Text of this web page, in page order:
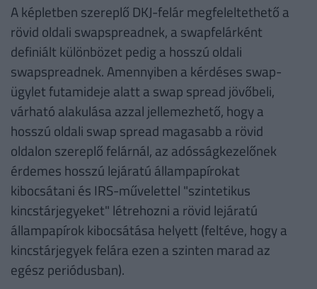
A képletben szereplő DKJ-felár megfeleltethető a
rövid oldali swapspreadnek, a swapfelárként
definiált különbözet pedig a hosszú oldali
swapspreadnek. Amennyiben a kérdéses swap-
ügylet futamideje alatt a swap spread jövőbeli,
várható alakulása azzal jellemezhető, hogy a
hosszú oldali swap spread magasabb a rövid
oldalon szereplő felárnál, az adósságkezelőnek
érdemes hosszú lejáratú állampapírokat
kibocsátani és IRS-művelettel "szintetikus
kincstárjegyeket" létrehozni a rövid lejáratú
állampapírok kibocsátása helyett (feltéve, hogy a
kincstárjegyek felára ezen a szinten marad az
egész periódusban).